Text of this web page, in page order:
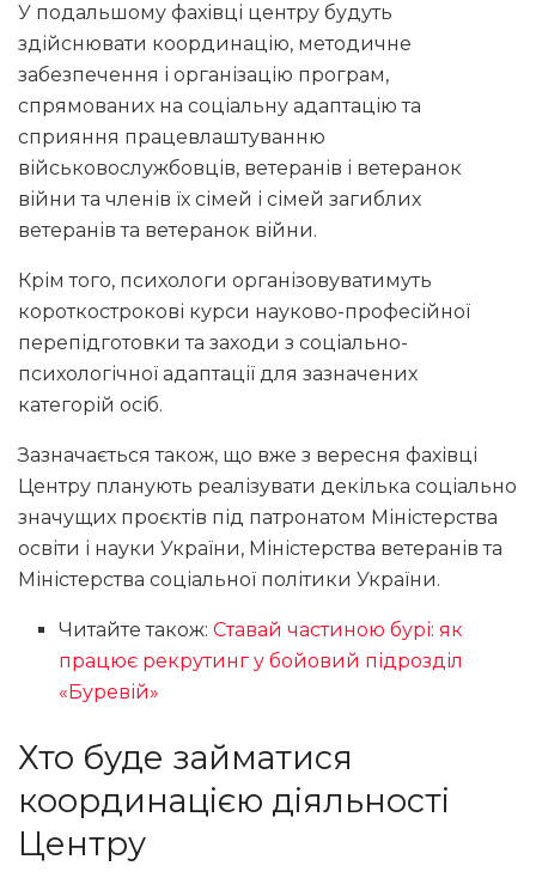
У подальшому фахівці центру будуть
здійснювати координацію, методичне
забезпечення і організацію програм,
спрямованих на соціальну адаптацію та
сприяння працевлаштуванню
військовослужбовців, ветеранів і ветеранок
війни та членів їх сімей і сімей загиблих
ветеранів та ветеранок війни.
Крім того, психологи організовуватимуть
короткострокові курси науково-професійної
перепідготовки та заходи з соціально-
психологічної адаптації для зазначених
категорій осіб.
Зазначається також, що вже з вересня фахівці
Центру планують реалізувати декілька соціально
значущих проєктів під патронатом Міністерства
освіти і науки України, Міністерства ветеранів та
Міністерства соціальної політики України.
Читайте також:Ставай частиною бурі: як
працює рекрутинг у бойовий підрозділ
«Буревій»
Хто буде займатися
координацією діяльності
Центру